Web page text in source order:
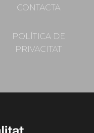
CONTACTA
POLÍTICA DE
PRIVACITAT